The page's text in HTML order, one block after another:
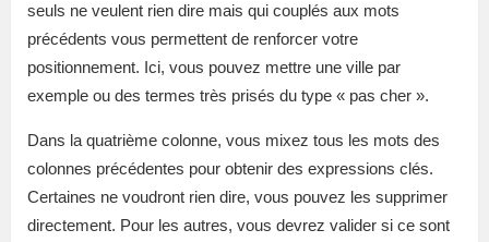
seuls ne veulent rien dire mais qui couplés aux mots
précédents vous permettent de renforcer votre
positionnement. Ici, vous pouvez mettre une ville par
exemple ou des termes très prisés du type « pas cher ».
Dans la quatrième colonne, vous mixez tous les mots des
colonnes précédentes pour obtenir des expressions clés.
Certaines ne voudront rien dire, vous pouvez les supprimer
directement. Pour les autres, vous devrez valider si ce sont